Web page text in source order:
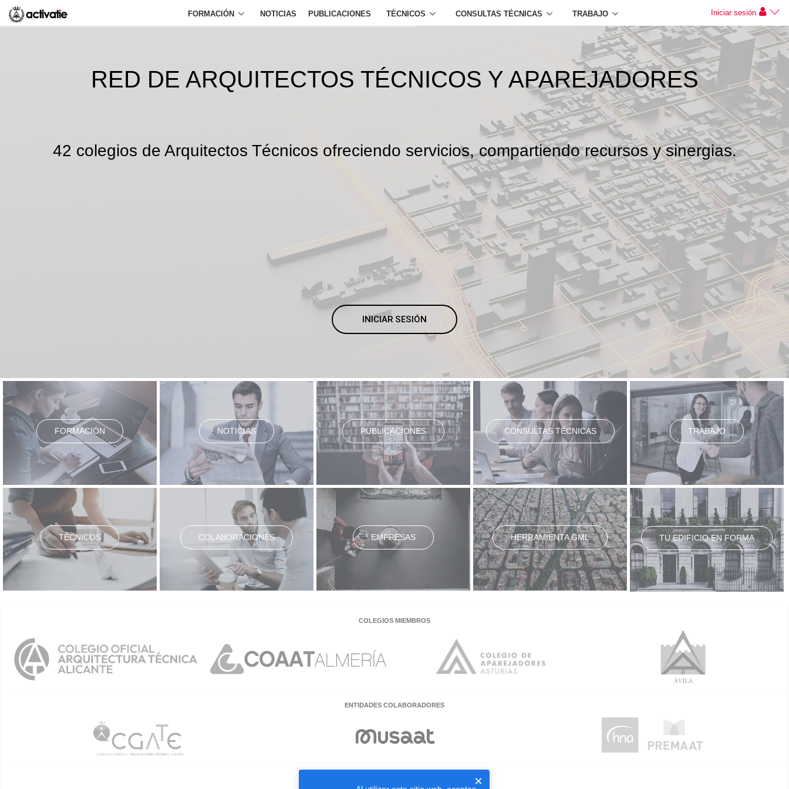
FORMACIÓN NOTICIAS PUBLICACIONES TÉCNICOS CONSULTAS TÉCNICAS TRABAJO Iniciar sesión
RED DE ARQUITECTOS TÉCNICOS Y APAREJADORES
42 colegios de Arquitectos Técnicos ofreciendo servicios, compartiendo recursos y sinergias.
INICIAR SESIÓN
FORMACIÓN NOTICIAS PUBLICACIONES CONSULTAS TÉCNICAS TRABAJO
TÉCNICOS COLABORACIONES EMPRESAS HERRAMIENTA GML TU EDIFICIO EN FORMA
COLEGIOS MIEMBROS
ENTIDADES COLABORADORES
×